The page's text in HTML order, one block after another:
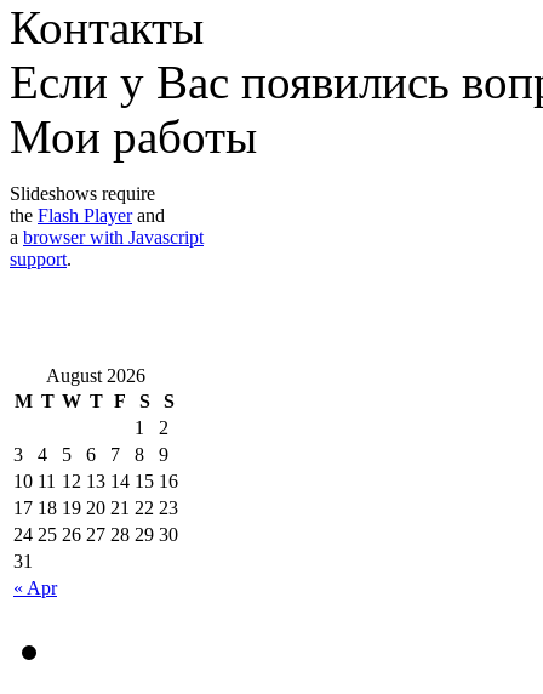
Контакты
Если у Вас появились
Мои работы
Slideshows require
the Flash Playerand
a browser with Javascript
support.
August 2026
M T W T F S S
« Apr
1
2
3
4 5 6 7 8
9
10 11 12 13 14 15 16
17 18 19 20 21 22 23
24 25 26 27 28 29 30
31